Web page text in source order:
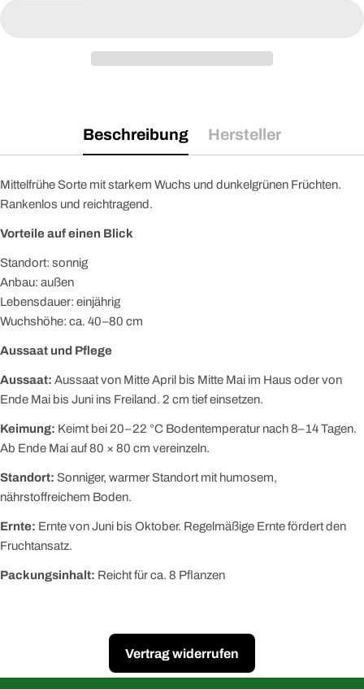
Beschreibung Hersteller
Mittelfrühe Sorte mit starkem Wuchs und dunkelgrünen Früchten.
Rankenlos und reichtragend.
Vorteile auf einen Blick
Standort: sonnig
Anbau: außen
Lebensdauer: einjährig
Wuchshöhe: ca. 40–80 cm
Aussaat und Pflege
Aussaat: Aussaat von Mitte April bis Mitte Mai im Haus oder von
Ende Mai bis Juni ins Freiland. 2 cm tief einsetzen.
Keimung: Keimt bei 20–22 °C Bodentemperatur nach 8–14 Tagen.
Ab Ende Mai auf 80 × 80 cm vereinzeln.
Standort: Sonniger, warmer Standort mit humosem,
nährstoffreichem Boden.
Ernte: Ernte von Juni bis Oktober. Regelmäßige Ernte fördert den
Fruchtansatz.
Packungsinhalt: Reicht für ca. 8 Pflanzen
Vertrag widerrufen